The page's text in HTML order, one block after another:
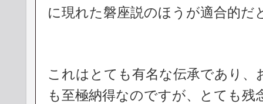
に現れた磐座説のほうが適合的だ
これはとても有名な伝承であり
も至極納得なのですが、とても